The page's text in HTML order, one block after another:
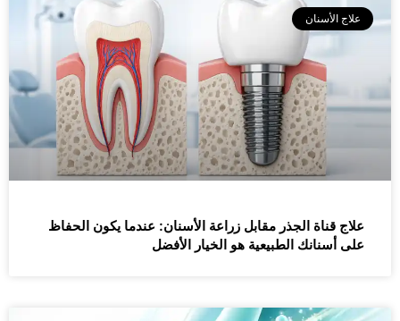
علاج الأسنان
علاج قناة الجذر مقابل زراعة الأسنان: عندما يكون الحفاظ
على أسنانك الطبيعية هو الخيار الأفضل